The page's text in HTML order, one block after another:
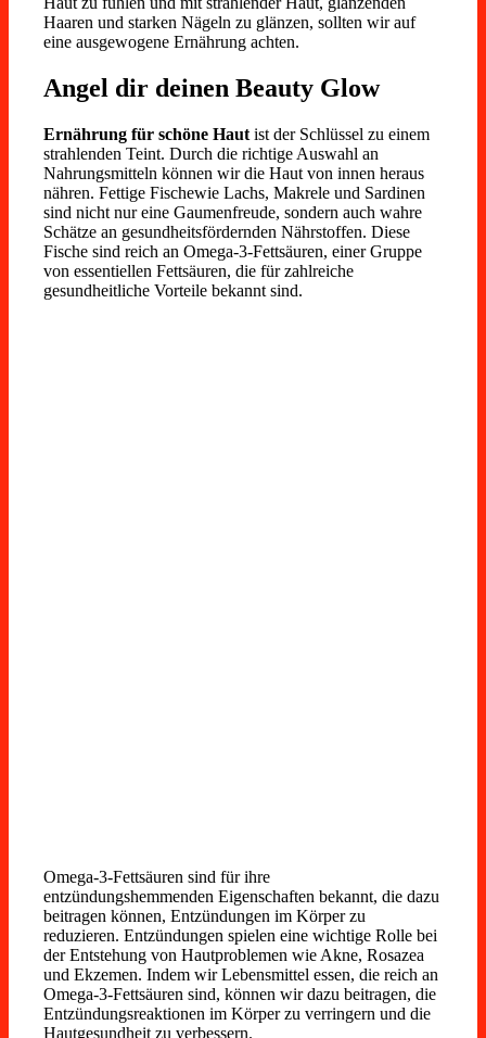
Haaren und starken Nägeln zu glänzen, sollten wir auf
eine ausgewogene Ernährung achten.
Angel dir deinen Beauty Glow
Ernährung für schöne Haut ist der Schlüssel zu einem
strahlenden Teint. Durch die richtige Auswahl an
Nahrungsmitteln können wir die Haut von innen heraus
nähren. Fettige Fischewie Lachs, Makrele und Sardinen
sind nicht nur eine Gaumenfreude, sondern auch wahre
Schätze an gesundheitsfördernden Nährstoffen. Diese
Fische sind reich an Omega-3-Fettsäuren, einer Gruppe
von essentiellen Fettsäuren, die für zahlreiche
gesundheitliche Vorteile bekannt sind.
Omega-3-Fettsäuren sind für ihre
entzündungshemmenden Eigenschaften bekannt, die dazu
beitragen können, Entzündungen im Körper zu
reduzieren. Entzündungen spielen eine wichtige Rolle bei
der Entstehung von Hautproblemen wie Akne, Rosazea
und Ekzemen. Indem wir Lebensmittel essen, die reich an
Omega-3-Fettsäuren sind, können wir dazu beitragen, die
Entzündungsreaktionen im Körper zu verringern und die
Hautgesundheit zu verbessern.